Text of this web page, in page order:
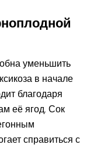
уменьшить
в начале
благодаря
её ягод. Сок
справиться с